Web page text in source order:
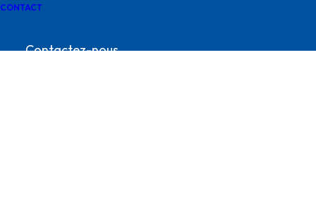
CONTACT
Contactez-nous